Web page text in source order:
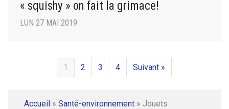
« squishy » on fait la grimace!
LUN 27 MAI 2019
1 2 3 4 Suivant »
Accueil » Santé-environnement » Jouets